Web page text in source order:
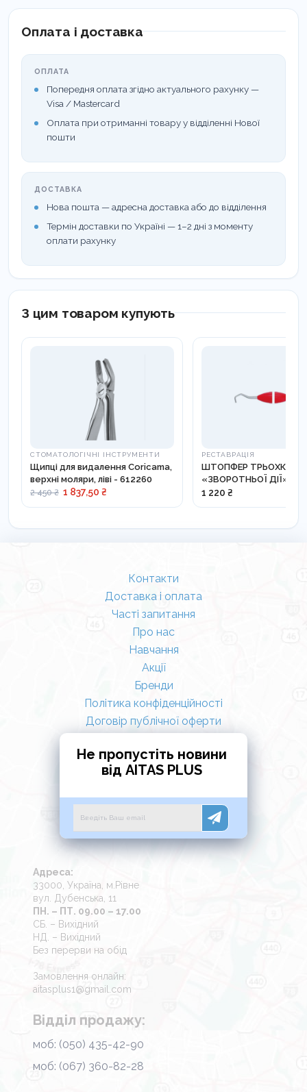
забезпечують кращий контроль над коренем під
час операцій видалення
Оплата і доставка
ОПЛАТА
Попередня оплата згідно актуального рахунку —
Visa / Mastercard
Оплата при отриманні товару у відділенні Нової
пошти
ДОСТАВКА
Нова пошта — адресна доставка або до відділення
Термін доставки по Україні — 1–2 дні з моменту
оплати рахунку
З цим товаром купують
СТОМАТОЛОГІЧНІ ІНСТРУМЕНТИ
Щипці для видалення Coricama,
верхні моляри, ліві - 612260
2 450 ₴ 1 837,50 ₴
РЕСТАВРАЦІЯ
ШТОПФЕР
«ЗВОРОТНЬОЇ ДІЇ»
LM 351-381 XSI
1 220 ₴
Контакти
Доставка і оплата
Часті запитання
Про нас
Навчання
Акції
Бренди
Політика конфіденційності
Договір публічної оферти
Не пропустіть новини
від AITAS PLUS
Адреса:
33000, Україна, м.Рівне
вул. Дубенська, 11
ПН. – ПТ. 09.00 – 17.00
СБ. – Вихідний
НД. – Вихідний
Без перерви на обід
Замовлення онлайн:
aitasplus1@gmail.com
Відділ продажу:
моб: (050) 435-42-90
моб: (067) 360-82-28